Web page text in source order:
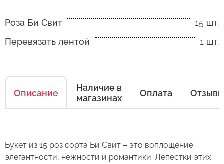
Роза Би Свит
15 шт.
Перевязать лентой
1 шт.
Описание
Наличие в
магазинах
Оплата Отзывы
Букет из 15 роз сорта Би Свит – это воплощение
элегантности, нежности и романтики. Лепестки этих
Есть несколько простых правил, чтобы цветы
в Вашем букете или композиции сохраняли
1. Переносите букеты в транспортировочной